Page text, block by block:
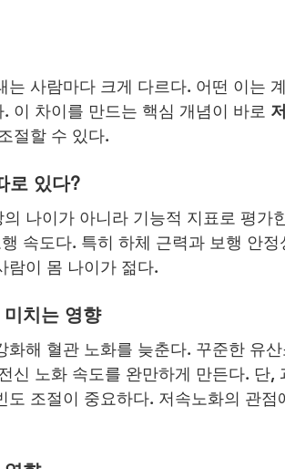
는 사람마다 크게 다르다. 어떤 이는
이 차이를 만드는 핵심 개념이 바로
절할 수 있다.
로 있다?
나이가 아니라 기능적 지표로 평가
속도다. 특히 하체 근력과 보행 안
람이 몸 나이가 젊다.
치는 영향
화해 혈관 노화를 늦춘다. 꾸준한 유
신 노화 속도를 완만하게 만든다. 단,
도 조절이 중요하다. 저속노화의 관점